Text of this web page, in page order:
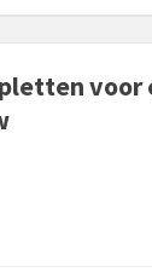
voor